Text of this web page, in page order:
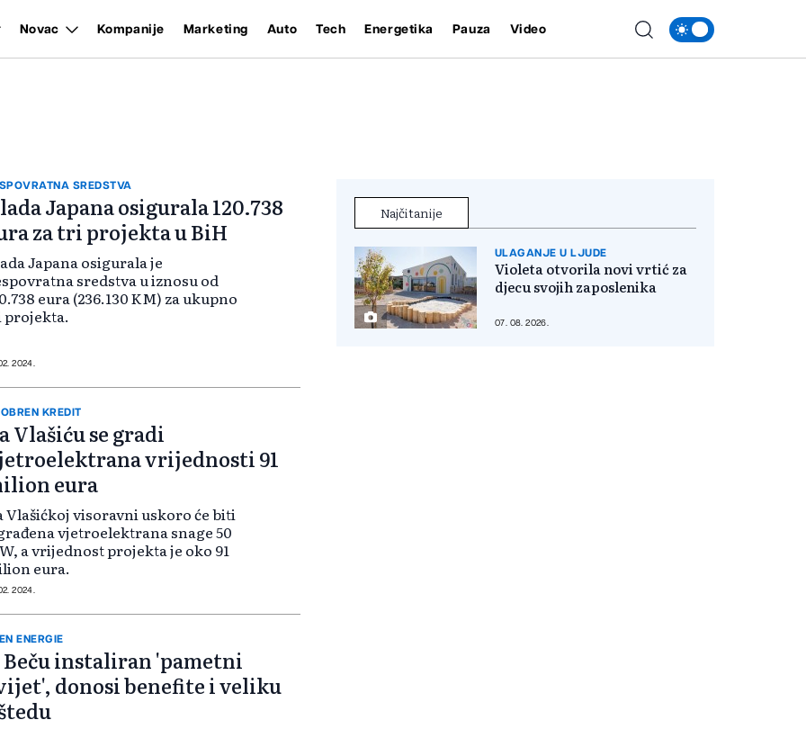
Novac Kompanije Marketing Auto Tech Energetika Pauza Video
SREDSTVA
Japana osigurala 120.738
za tri projekta u BiH
Japana osigurala je
sredstva u iznosu od
eura (236.130 KM) za ukupno
2024.
KREDIT
Vlašiću se gradi
vrijednosti 91
eura
Vlašićkoj visoravni uskoro će biti
vjetroelektrana snage 50
a vrijednost projekta je oko 91
eura.
2024.
ENERGIE
Beču instaliran 'pametni
donosi benefite i veliku
Najčitanije
ULAGANJE U LJUDE
Violeta otvorila novi vrtić za
djecu svojih zaposlenika
07. 08. 2026.